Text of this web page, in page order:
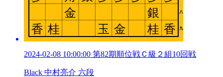
2024-02-08 10:00:00 第82期順位戦Ｃ級２組10回戦
Black 中村亮介 六段